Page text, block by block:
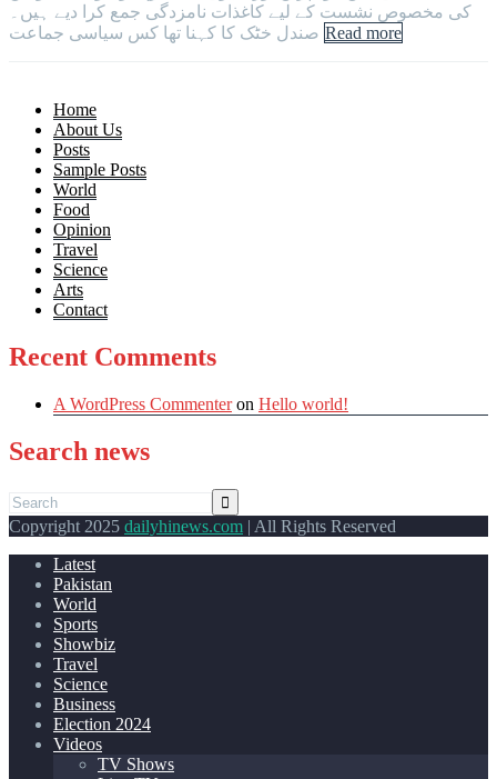
کی مخصوص نشست کے لیے کاغذات نامزدگی جمع کرا دیے ہیں۔
صندل خٹک کا کہنا تھا کس سیاسی جماعت Read more
Home
About Us
Posts
Sample Posts
World
Food
Opinion
Travel
Science
Arts
Contact
Recent Comments
A WordPress Commenteron Hello world!
Search news
Copyright 2025 dailyhinews.com | All Rights Reserved
Latest
Pakistan
World
Sports
Showbiz
Travel
Science
Business
Election 2024
Videos
TV Shows